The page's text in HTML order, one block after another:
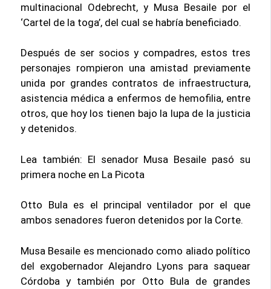
multinacional Odebrecht, y Musa Besaile por el
‘Cartel de la toga’, del cual se habría beneficiado.
Después de ser socios y compadres, estos tres
personajes rompieron una amistad previamente
unida por grandes contratos de infraestructura,
asistencia médica a enfermos de hemofilia, entre
otros, que hoy los tienen bajo la lupa de la justicia
y detenidos.
Lea también: El senador Musa Besaile pasó su
primera noche en La Picota
Otto Bula es el principal ventilador por el que
ambos senadores fueron detenidos por la Corte.
Musa Besaile es mencionado como aliado político
del exgobernador Alejandro Lyons para saquear
Córdoba y también por Otto Bula de grandes